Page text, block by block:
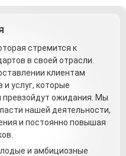
стремится к
в своей отрасли.
клиентам
услуг, которые
превзойдут ожидания. Мы
нашей деятельности,
и постоянно повышая
и амбициозные